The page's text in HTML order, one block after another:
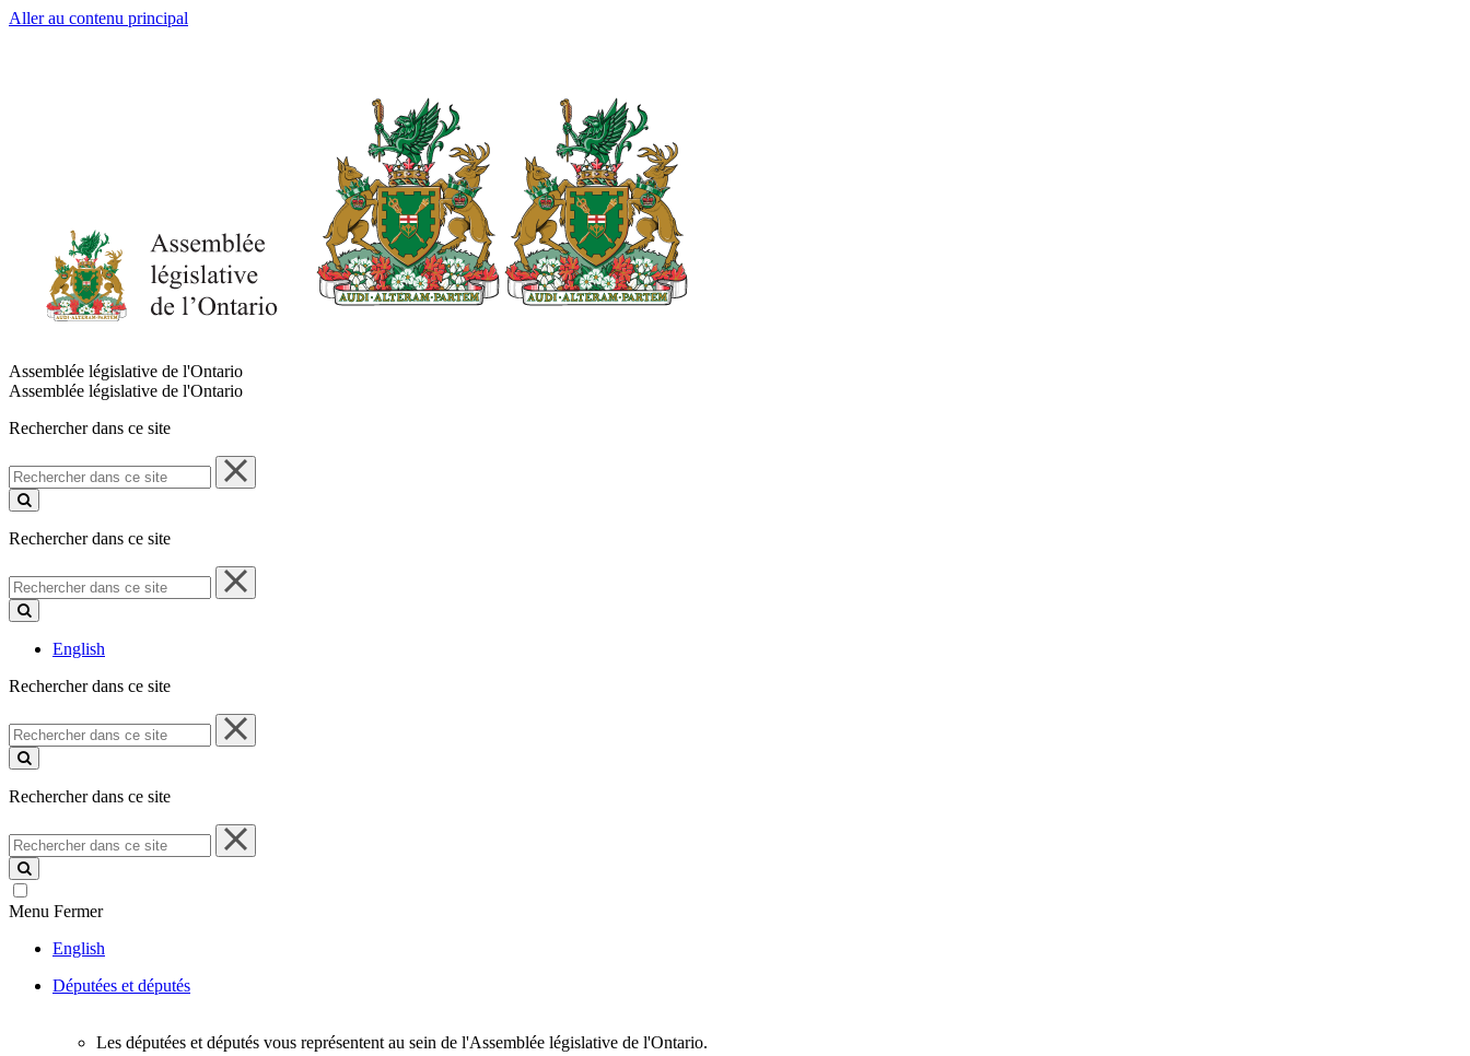
Aller au contenu principal
Assemblée législative de l'Ontario
Assemblée législative de l'Ontario
Rechercher dans ce site
Rechercher
dans
ce
Rechercher dans ce site
Rechercher
dans
ce
English
Rechercher dans ce site
Rechercher
dans
ce
Rechercher dans ce site
Rechercher
dans
ce
site
Menu Fermer
English
Députées et députés
Les députées et députés vous représentent au sein de l'Assemblée législative de l'Ontario.